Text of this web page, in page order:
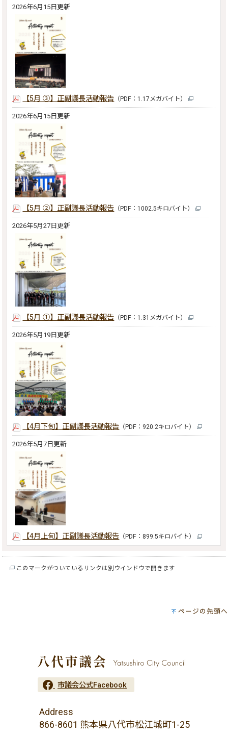
2026年6月15日更新
【5月 ③】正副議長活動報告 （PDF：1.17メガバイト）
2026年6月15日更新
【5月 ②】正副議長活動報告 （PDF：1002.5キロバイト）
2026年5月27日更新
【5月 ①】正副議長活動報告 （PDF：1.31メガバイト）
2026年5月19日更新
【4月下旬】正副議長活動報告 （PDF：920.2キロバイト）
2026年5月7日更新
【4月上旬】正副議長活動報告 （PDF：899.5キロバイト）
このマークがついているリンクは別ウインドウで開きます
ページの先頭へ
市議会公式Facebook
Address
866-8601 熊本県八代市松江城町1-25